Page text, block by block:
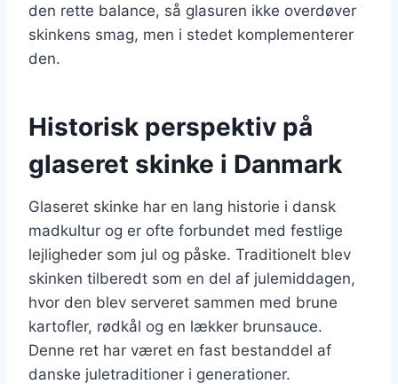
den rette balance, så glasuren ikke overdøver
skinkens smag, men i stedet komplementerer
den.
Historisk perspektiv på
glaseret skinke i Danmark
Glaseret skinke har en lang historie i dansk
madkultur og er ofte forbundet med festlige
lejligheder som jul og påske. Traditionelt blev
skinken tilberedt som en del af julemiddagen,
hvor den blev serveret sammen med brune
kartofler, rødkål og en lækker brunsauce.
Denne ret har været en fast bestanddel af
danske juletraditioner i generationer.